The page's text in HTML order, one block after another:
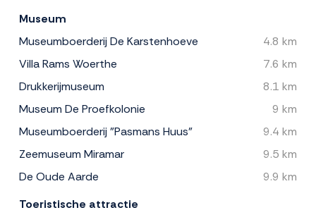
Museum
Museumboerderij De Karstenhoeve
4.8 km
Villa Rams Woerthe
7.6 km
Drukkerijmuseum
8.1 km
Museum De Proefkolonie
9 km
Museumboerderij "Pasmans Huus"
9.4 km
Zeemuseum Miramar
9.5 km
De Oude Aarde
9.9 km
Toeristische attractie